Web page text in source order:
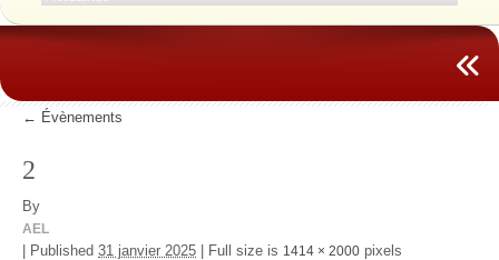
← Évènements
2
By
AEL
Published 31 janvier 2025 Full size is 1414 × 2000 pixels